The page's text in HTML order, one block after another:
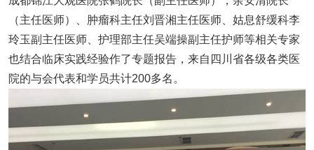
（主任医师）、肿瘤科主任刘晋湘主任医师、姑息舒缓科李
玲玉副主任医师、护理部主任吴端操副主任护师等相关专家
也结合临床实践经验作了专题报告，来自四川省各级各类医
院的与会代表和学员共计200多名。